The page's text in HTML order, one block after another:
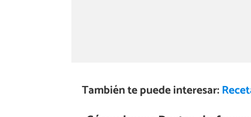
También te puede interesar: